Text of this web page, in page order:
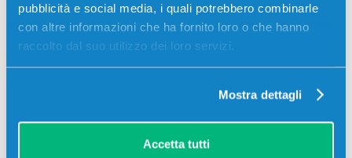
pubblicità e social media, i quali potrebbero combinarle
con altre informazioni che ha fornito loro o che hanno
raccolto dal suo utilizzo dei loro servizi.
Mostra dettagli
Accetta tutti